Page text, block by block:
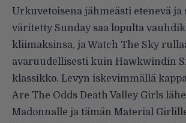
Urkuvetoisena jähmeästi etenevä ja
väritetty Sunday saa lopulta
kliimaksinsa, ja Watch The Sky
avaruudellisesti kuin Hawkwindin
klassikko. Levyn iskevimmällä
Are The Odds Death Valley Girls
Madonnalle ja tämän Material